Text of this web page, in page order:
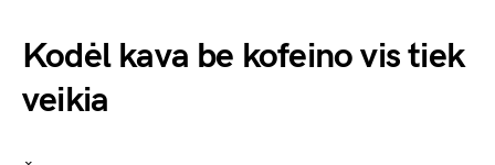
Kodėl kava be kofeino vis tiek
veikia